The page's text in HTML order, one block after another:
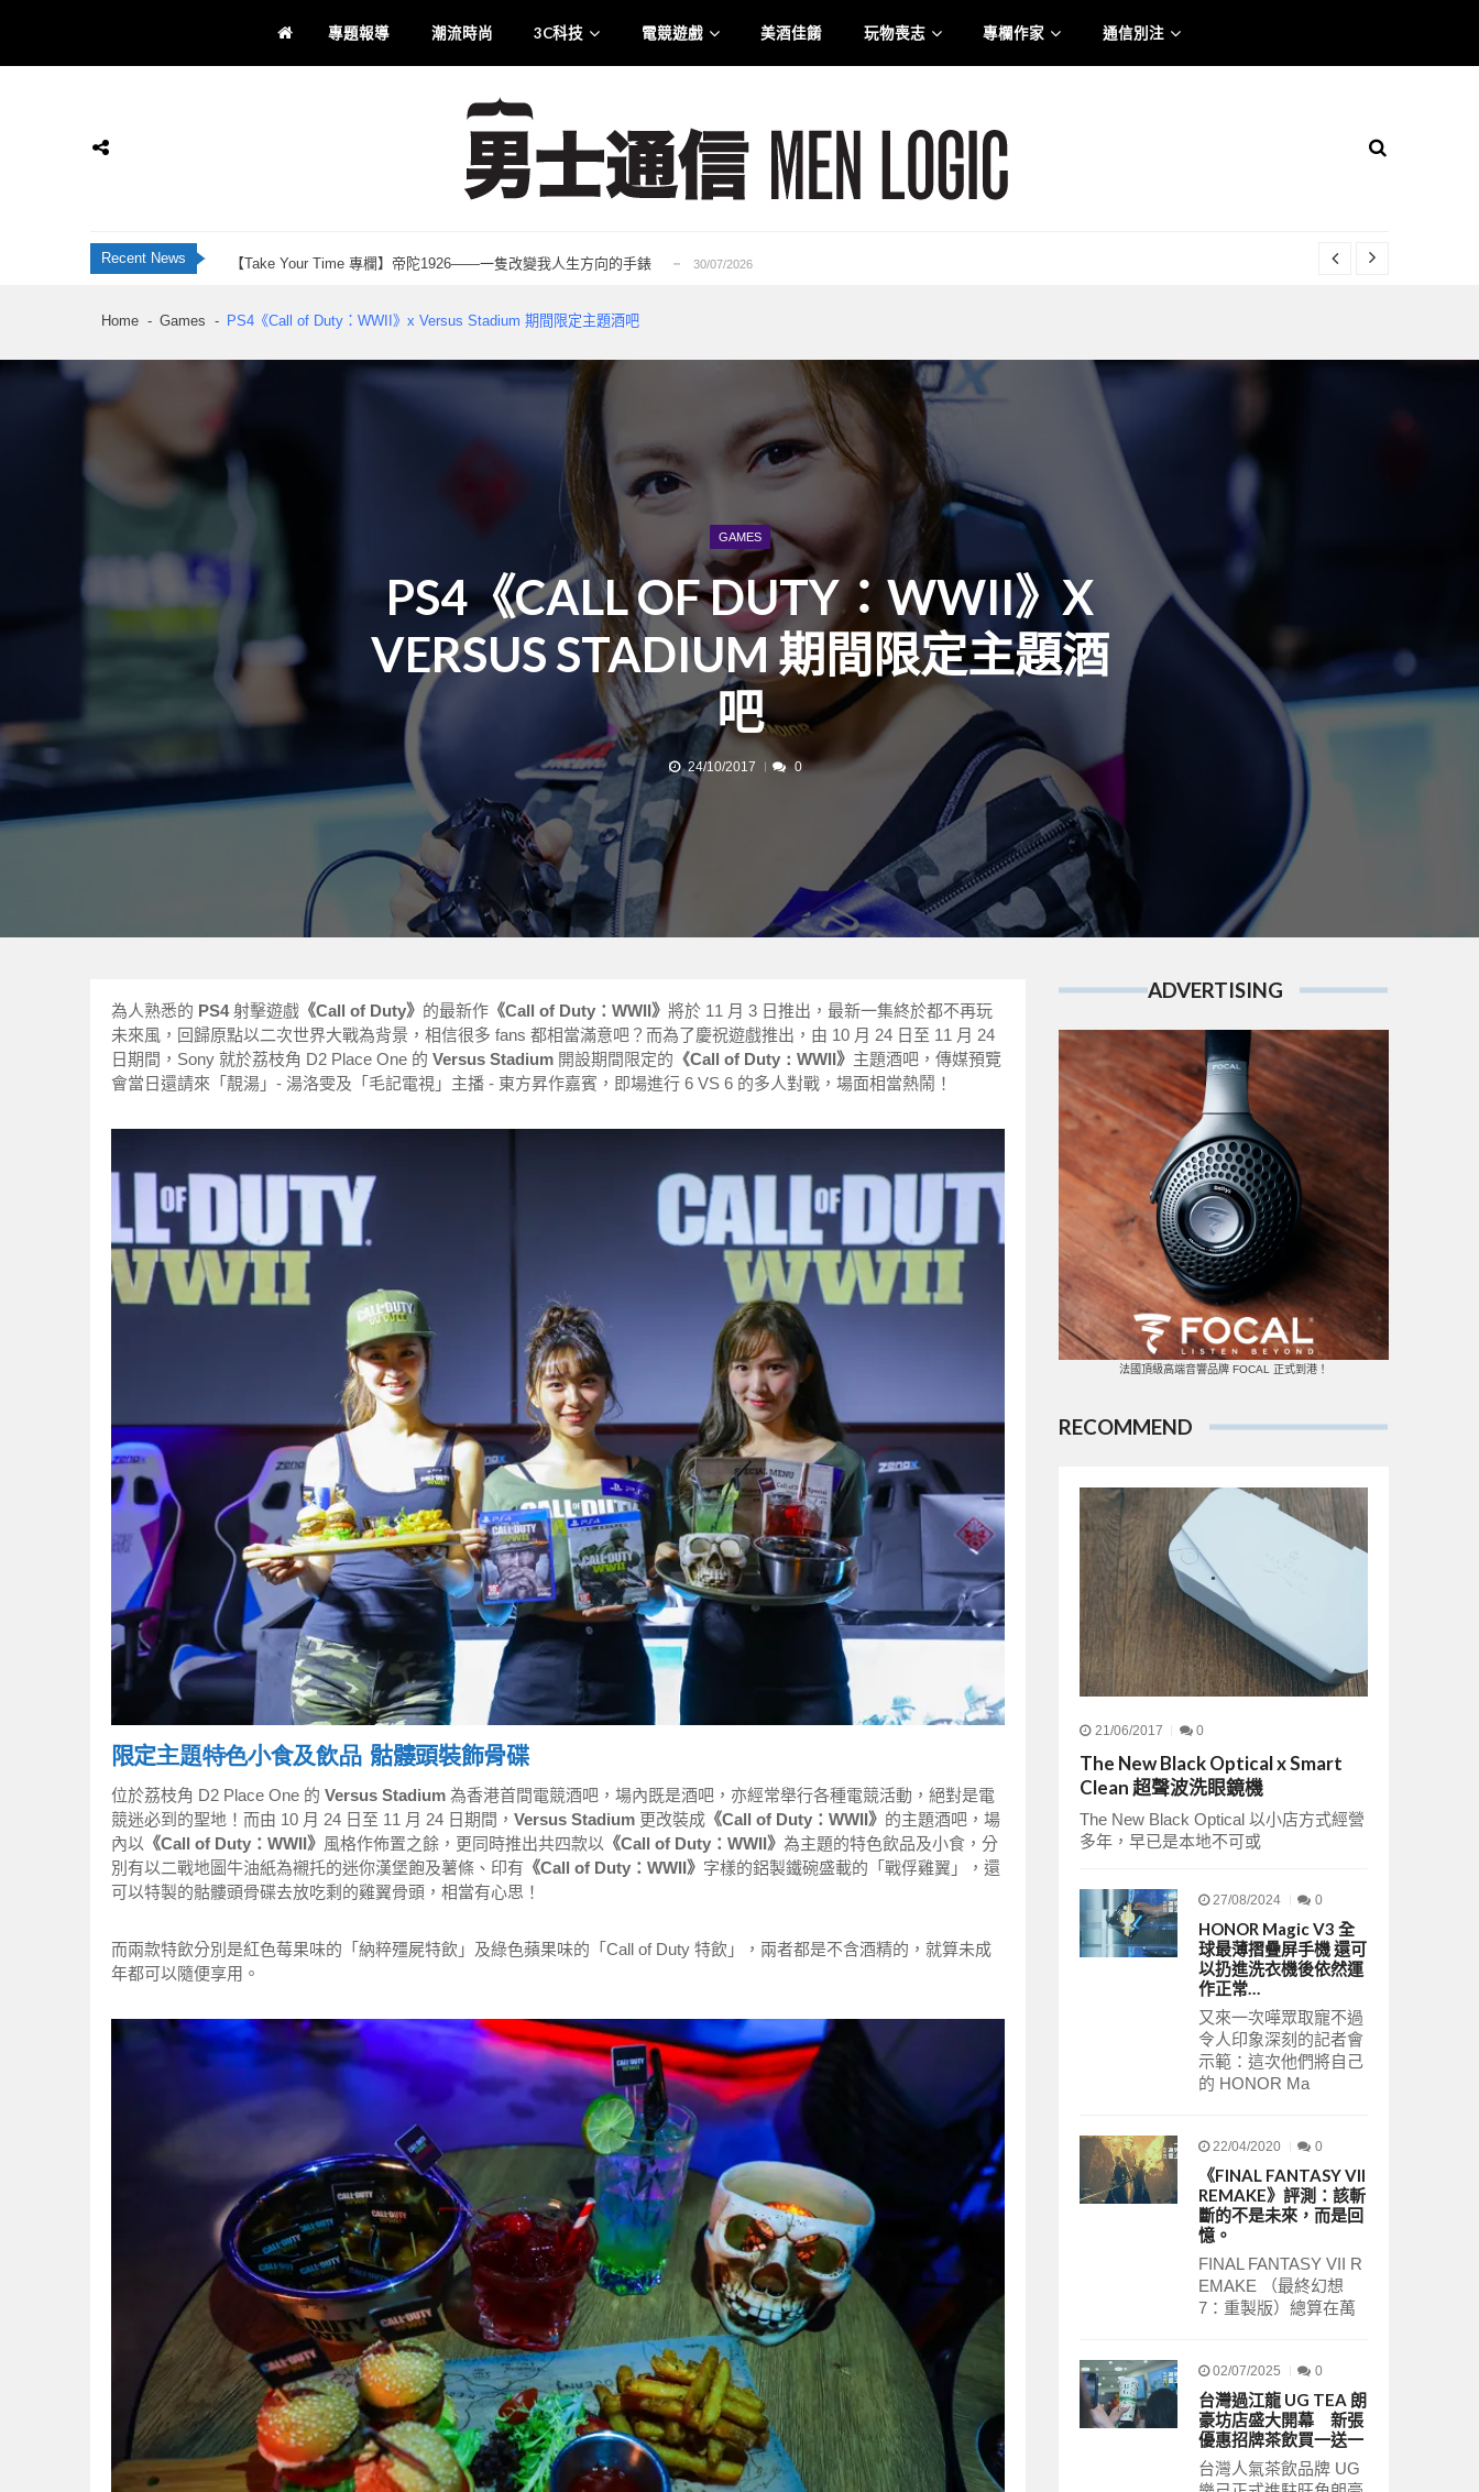
專題報導 潮流時尚 3C科技 電競遊戲 美酒佳餚 玩物喪志 專欄作家 通信別注
男士通信
男士專屬
Recent News
JBL Live 全新智慧降噪耳機系列 藍牙 6.0 智慧觸控盒震撼登港 25/07/2026
香港科研28年品牌 INNOTIER 創辦人Juliana 專訪：從口罩到貼身衣物 最高規格的防護... 21/07/2026
Momax 屯門市廣場品牌店正式開業！「Recharge for Tuen Mun」為主題注入生活能量... 12/07/2026
刺客教條：黑旗同步重置 評測：海盜黃金時代的忠實重生，Ubisoft 的一次及時救贖...
香港科研28年品牌 INNOTIER 創辦人Juliana 專訪：從口罩到貼身衣物 最高規格的防護...
Momax 屯門市廣場品牌店正式開業！「Recharge for Tuen Mun」為主題注入生活能量... 12/07/2026
【Take Your Time 專欄】帝陀1926——一隻改變我人生方向的手錶
刺客教條：黑旗同步重置 評測：海盜黃金時代的忠實重生，Ubisoft 的一次及時救贖... 29/07/2026
JBL Live 全新智慧降噪耳機系列 藍牙 6.0 智慧觸控盒震撼登港 25/07/2026
Home Games PS4《Call of Duty：WWII》x Versus Stadium 期間限定主題酒吧
GAMES
PS4《CALL OF DUTY：WWII》X
VERSUS STADIUM 期間限定主題酒
吧
24/10/2017 0
為人熟悉的 PS4射擊遊戲《Call of Duty》 的最新作《Call of Duty：WWII》 將於 11 月 3 日推出，最新一集終於都不再玩
未來風，回歸原點以二次世界大戰為背景，相信很多 fans 都相當滿意吧？而為了慶祝遊戲推出，由 10 月 24 日至 11 月 24
日期間，Sony 就於荔枝角 D2 Place One 的 Versus Stadium開設期間限定的 《Call of Duty：WWII》 主題酒吧，傳媒預覽
會當日還請來「靚湯」- 湯洛雯及「毛記電視」主播 - 東方昇作嘉賓，即場進行 6 VS 6 的多人對戰，場面相當熱鬧！
限定主題特色小食及飲品 骷髏頭裝飾骨碟
位於荔枝角 D2 Place One 的 Versus Stadium為香港首間電競酒吧，場內既是酒吧，亦經常舉行各種電競活動，絕對是電
競迷必到的聖地！而由 10 月 24 日至 11 月 24 日期間， Versus Stadium更改裝成《Call of Duty：WWII》 的主題酒吧，場
內以 《Call of Duty：WWII》 風格作佈置之餘，更同時推出共四款以 《Call of Duty：WWII》 為主題的特色飲品及小食，分
別有以二戰地圖牛油紙為襯托的迷你漢堡飽及薯條、印有 《Call of Duty：WWII》 字樣的鋁製鐵碗盛載的「戰俘雞翼」，還
可以特製的骷髏頭骨碟去放吃剩的雞翼骨頭，相當有心思！
而兩款特飲分別是紅色莓果味的「納粹殭屍特飲」及綠色蘋果味的「Call of Duty 特飲」，兩者都是不含酒精的，就算未成
年都可以隨便享用。
ADVERTISING
法國頂級高端音響品牌 FOCAL 正式到港！
RECOMMEND
21/06/2017 0
The New Black Optical x Smart
Clean 超聲波洗眼鏡機
The New Black Optical 以小店方式經營
多年，早已是本地不可或
27/08/2024 0
HONOR Magic V3 全
球最薄摺疊屏手機 還可
以扔進洗衣機後依然運
作正常…
又來一次嘩眾取寵不過
令人印象深刻的記者會
示範：這次他們將自己
的 HONOR Ma
22/04/2020 0
《FINAL FANTASY VII
REMAKE》評測：該斬
斷的不是未來，而是回
憶。
FINAL FANTASY VII R
EMAKE （最終幻想
7：重製版）總算在萬
02/07/2025 0
台灣過江龍 UG TEA 朗
豪坊店盛大開幕 新張
優惠招牌茶飲買一送一
台灣人氣茶飲品牌 UG